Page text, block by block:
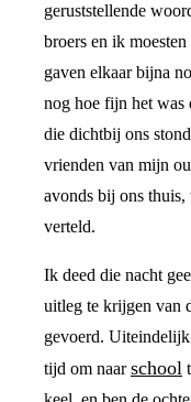
geruststellende
broers en ik
gaven elkaar bijna
nog hoe fijn het was
die dichtbij ons
vrienden van mijn
avonds bij ons
verteld.
Ik deed die nacht
uitleg te krijgen van
gevoerd.
tijd om naarschool